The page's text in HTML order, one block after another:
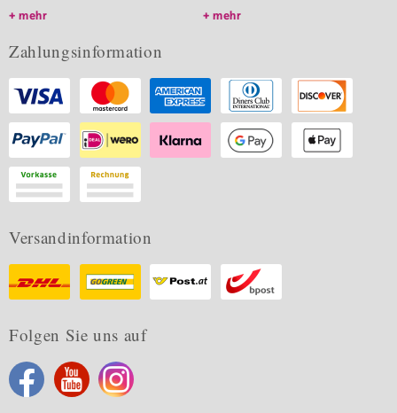
mehr
mehr
Zahlungsinformation
Versandinformation
Folgen Sie uns auf